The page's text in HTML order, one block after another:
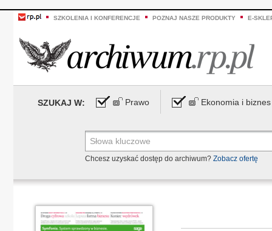
SZKOLENIA I KONFERENCJE POZNAJ NASZE PRODUKTY E-
SZUKAJ W: Prawo Ekonomia i biznes
Chcesz uzyskać dostęp do archiwum? Zobacz ofertę